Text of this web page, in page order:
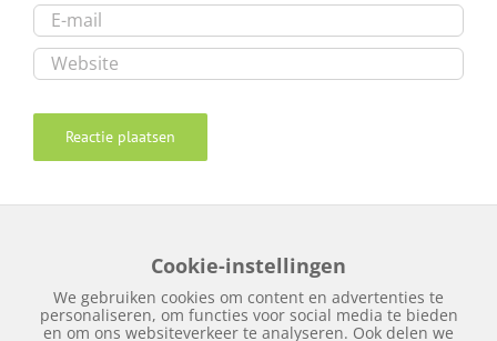
© Copyright2026 | Autospuitbedrijf Kuperus | Realisatie
Cookie-instellingen
We gebruiken cookies om content en advertenties te
personaliseren, om functies voor social media te bieden
en om ons websiteverkeer te analyseren. Ook delen we